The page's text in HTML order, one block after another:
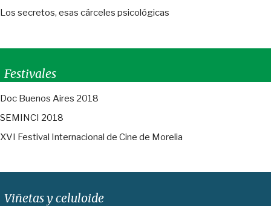
Los secretos, esas cárceles psicológicas
Festivales
Doc Buenos Aires 2018
SEMINCI 2018
XVI Festival Internacional de Cine de Morelia
Viñetas y celuloide